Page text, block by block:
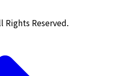
Reserved.